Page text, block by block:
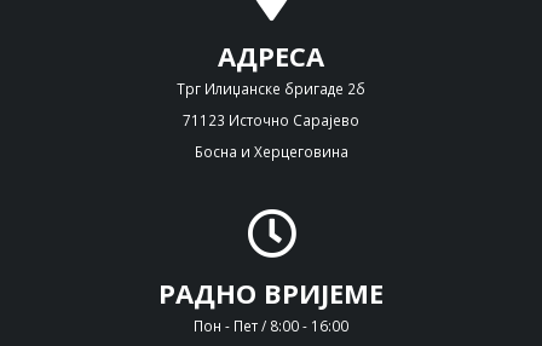
АДРЕСА
Трг Илиџанске бригаде 2б
71123 Источно Сарајево
Босна и Херцеговина
РАДНО ВРИЈЕМЕ
Пон - Пет / 8:00 - 16:00